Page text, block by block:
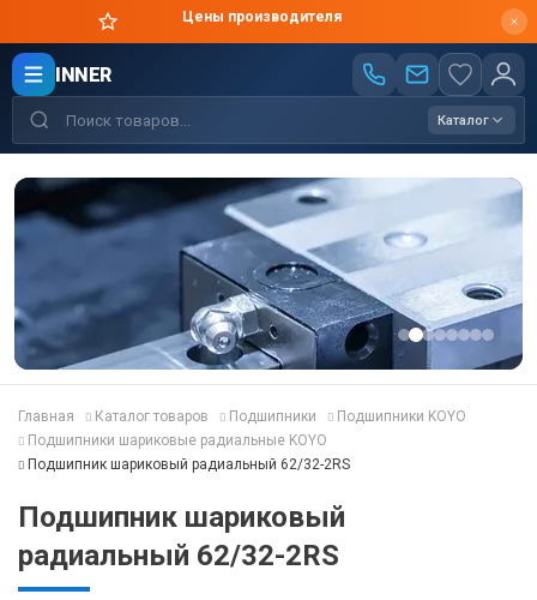
Цены производителя
INNER
Каталог
Главная Каталог товаров Подшипники
Подшипники KOYO
Подшипники шариковые радиальные KOYO
Подшипник шариковый радиальный 62/32-2RS
Подшипник шариковый
радиальный 62/32-2RS